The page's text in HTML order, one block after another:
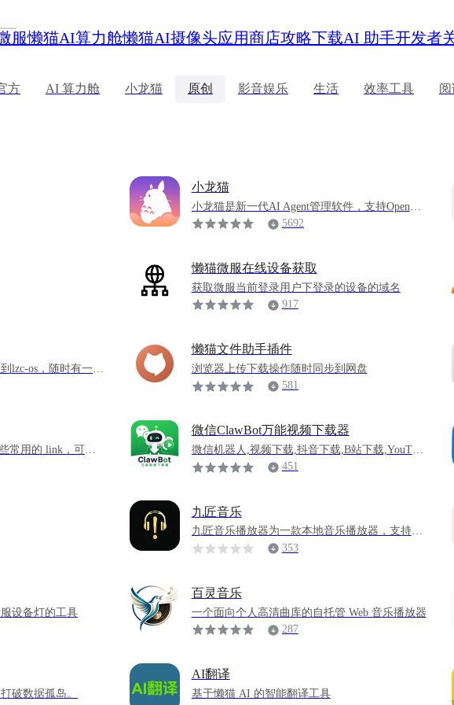
服懒猫AI算力舱懒猫AI摄像头应用商店攻略下载AI 助手开发者
方 AI 算力舱 小龙猫 原创 影音娱乐 生活 效率工具
小龙猫
小龙猫是新一代AI Agent管理软件，支持OpenCla
w、Hermes等AI Agent， 支持微信/企业微信、飞
Mimo等，非常强大，开箱即用
5692
懒猫微服在线设备获取
获取微服当前登录用户下登录的设备的域名
917
lzc-os，随时有一个
懒猫文件助手插件
浏览器上传下载操作随时同步到网盘
581
常用的 link，可以
微信ClawBot万能视频下载器
微信机器人,视频下载,抖音下载,B站下载,YouTub
e下载,小红书下载,视频号下载,ClawBot,多媒体下
451
九匠音乐
九匠音乐播放器为一款本地音乐播放器，支持直
接从懒猫网盘的music直接获取所有音乐文件并加
353
设备灯的工具
百灵音乐
一个面向个人高清曲库的自托管 Web 音乐播放器
287
破数据孤岛。
AI翻译
基于懒猫 AI 的智能翻译工具